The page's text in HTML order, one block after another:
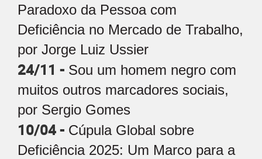
Paradoxo da Pessoa com
Deficiência no Mercado de Trabalho,
por Jorge Luiz Ussier
24/11 - Sou um homem negro com
muitos outros marcadores sociais,
por Sergio Gomes
10/04 - Cúpula Global sobre
Deficiência 2025: Um Marco para a